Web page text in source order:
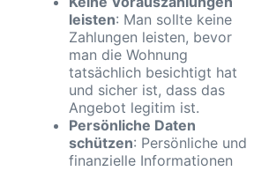
leisten: Man sollte keine
Zahlungen leisten, bevor
man die Wohnung
tatsächlich besichtigt hat
und sicher ist, dass das
Angebot legitim ist.
Persönliche Daten
schützen: Persönliche und
finanzielle Informationen